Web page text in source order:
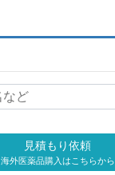
見積もり依頼
海外医薬品購入はこちらから